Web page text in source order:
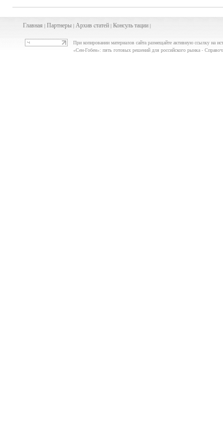
Главная |Партнеры |Архив cтатей |Консуль тации |
При копировании материалов сайта размещайте активную ссылку на
«Сен-Гобен»: пять готовых решений для российского рынка -